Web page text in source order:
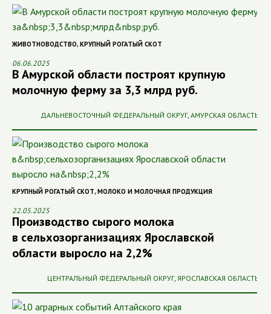
ЖИВОТНОВОДСТВО, КРУПНЫЙ РОГАТЫЙ СКОТ
06.06.2025
В Амурской области построят крупную
молочную ферму за 3,3 млрд руб.
ДАЛЬНЕВОСТОЧНЫЙ ФЕДЕРАЛЬНЫЙ ОКРУГ, АМУРСКАЯ ОБЛАСТЬ
КРУПНЫЙ РОГАТЫЙ СКОТ, МОЛОКО И МОЛОЧНАЯ ПРОДУКЦИЯ
22.05.2025
Производство сырого молока
в сельхозорганизациях Ярославской
области выросло на 2,2%
ЦЕНТРАЛЬНЫЙ ФЕДЕРАЛЬНЫЙ ОКРУГ, ЯРОСЛАВСКАЯ ОБЛАСТЬ